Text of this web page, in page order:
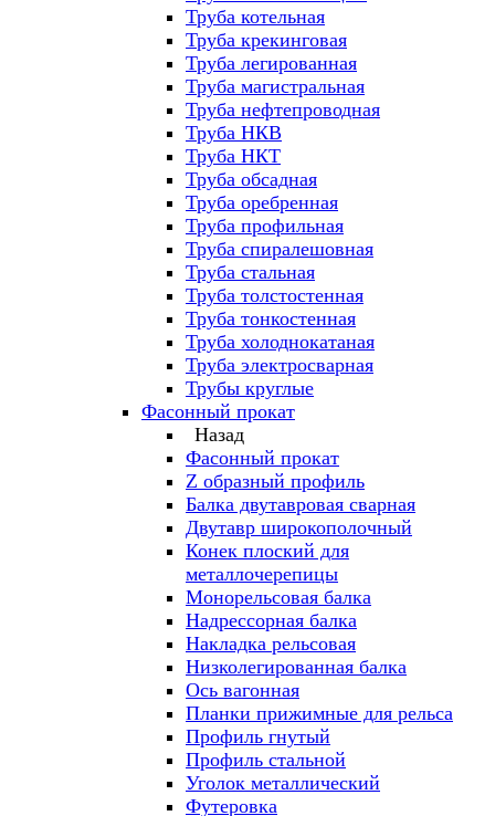
Труба котельная
Труба крекинговая
Труба легированная
Труба магистральная
Труба нефтепроводная
Труба НКВ
Труба НКТ
Труба обсадная
Труба оребренная
Труба профильная
Труба спиралешовная
Труба стальная
Труба толстостенная
Труба тонкостенная
Труба холоднокатаная
Труба электросварная
Трубы круглые
Фасонный прокат
Назад
Фасонный прокат
Z образный профиль
Балка двутавровая сварная
Двутавр широкополочный
Конек плоский для
металлочерепицы
Монорельсовая балка
Надрессорная балка
Накладка рельсовая
Низколегированная балка
Ось вагонная
Планки прижимные для рельса
Профиль гнутый
Профиль стальной
Уголок металлический
Футеровка